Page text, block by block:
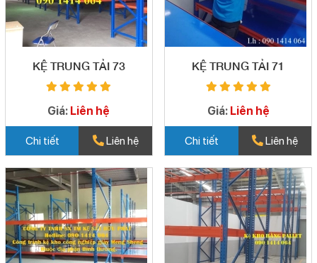
KỆ TRUNG TẢI 73
Giá: Liên hệ
Chi tiết Liên hệ
KỆ TRUNG TẢI 71
Giá: Liên hệ
Chi tiết Liên hệ